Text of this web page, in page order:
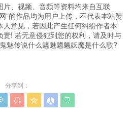
、视频、音频等资料均来自互联
”的作品均为用户上传，不代表本站赞
意见，若因此产生任何纠纷作者本
责! 若无意侵犯到您的权利，请及时与
魅传说什么魑魅魍魉妖魔是什么歌?
分享到：
   